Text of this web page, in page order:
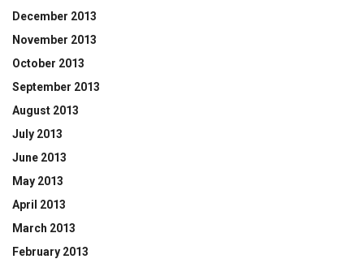
December 2013
November 2013
October 2013
September 2013
August 2013
July 2013
June 2013
May 2013
April 2013
March 2013
February 2013